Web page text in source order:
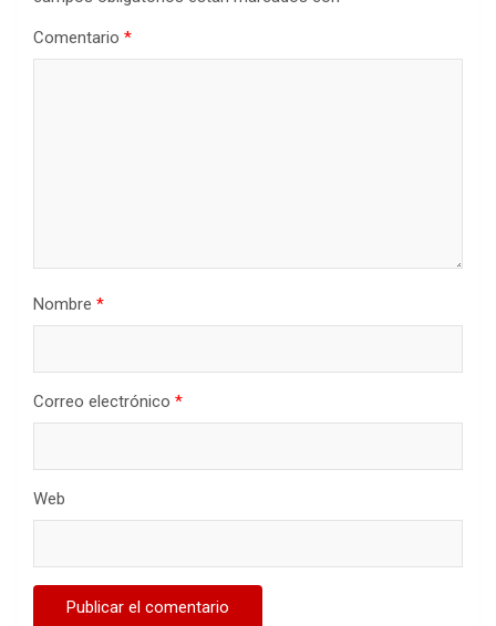
Comentario *
Nombre *
Correo electrónico *
Web